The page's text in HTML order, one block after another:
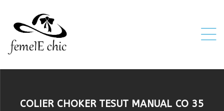
COLIER CHOKER TESUT MANUAL CO 35
6XL)